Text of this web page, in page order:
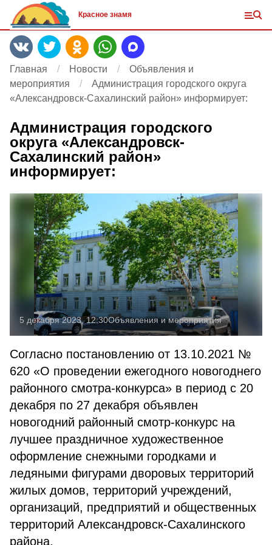
Красное знамя
Главная Новости
Объявления и
мероприятия
Администрация городского округа
«Александровск-Сахалинский район» информирует:
Администрация городского
округа «Александровск-
Сахалинский район»
информирует:
5 декабря 2023, 12:30Объявления и мероприятия
Согласно постановлению от 13.10.2021 №
620 «О проведении ежегодного новогоднего
районного смотра-конкурса» в период с 20
декабря по 27 декабря объявлен
новогодний районный смотр-конкурс на
лучшее праздничное художественное
оформление снежными городками и
ледяными фигурами дворовых территорий
жилых домов, территорий учреждений,
организаций, предприятий и общественных
территорий Александровск-Сахалинского
района.